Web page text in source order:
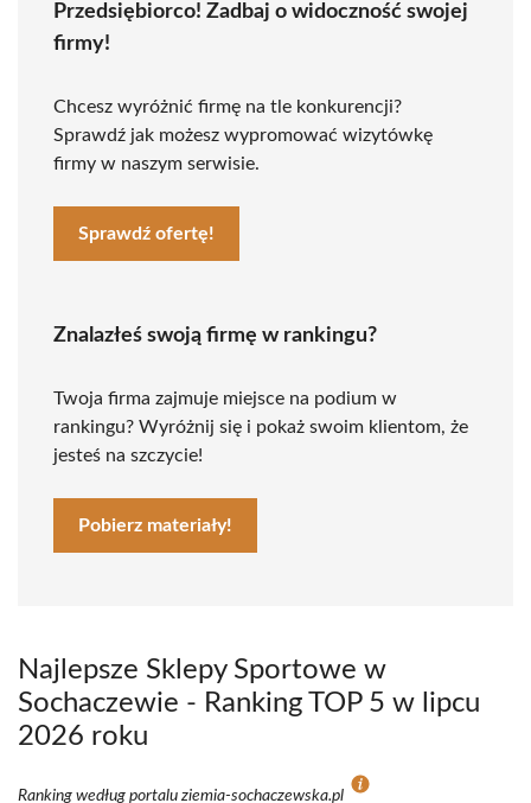
Przedsiębiorco! Zadbaj o widoczność swojej
firmy!
Chcesz wyróżnić firmę na tle konkurencji?
Sprawdź jak możesz wypromować wizytówkę
firmy w naszym serwisie.
Sprawdź ofertę!
Znalazłeś swoją firmę w rankingu?
Twoja firma zajmuje miejsce na podium w
rankingu? Wyróżnij się i pokaż swoim klientom, że
jesteś na szczycie!
Pobierz materiały!
Najlepsze Sklepy Sportowe w
Sochaczewie - Ranking TOP 5 w lipcu
2026 roku
Ranking według portalu ziemia-sochaczewska.pl